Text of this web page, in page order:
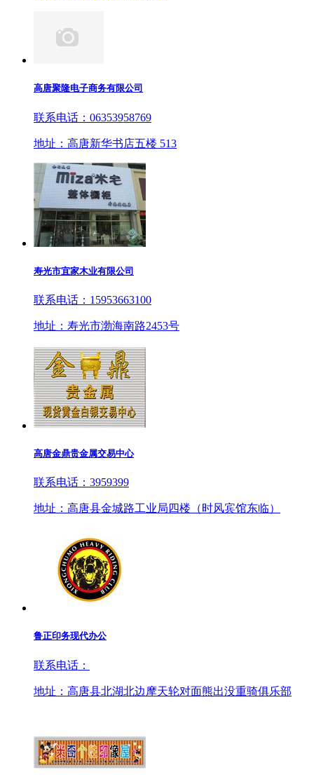
高唐聚隆电子商务有限公司
联系电话：06353958769
地址：高唐新华书店五楼 513
寿光市宜家木业有限公司
联系电话：15953663100
地址：寿光市渤海南路2453号
高唐金鼎贵金属交易中心
联系电话：3959399
地址：高唐县金城路工业局四楼（时风宾馆东临）
鲁正印务现代办公
联系电话：
地址：高唐县北湖北边摩天轮对面熊出没重骑俱乐部